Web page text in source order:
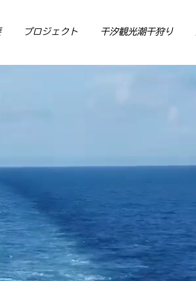
プロジェクト 干汐観光潮干狩り